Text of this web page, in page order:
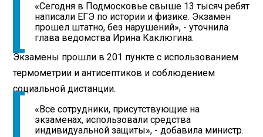
«Сегодня в Подмосковье свыше 13 тысяч ребят
написали ЕГЭ по истории и физике. Экзамен
прошел штатно, без нарушений», - уточнила
глава ведомства Ирина Каклюгина.
Экзамены прошли в 201 пункте с использованием
термометрии и антисептиков и соблюдением
социальной дистанции.
«Все сотрудники, присутствующие на
экзаменах, использовали средства
индивидуальной защиты», - добавила министр.